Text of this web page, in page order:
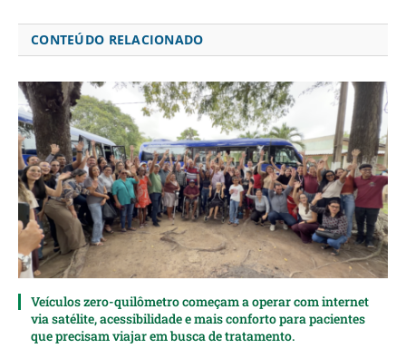
CONTEÚDO RELACIONADO
Veículos zero-quilômetro começam a operar com internet
via satélite, acessibilidade e mais conforto para pacientes
que precisam viajar em busca de tratamento.